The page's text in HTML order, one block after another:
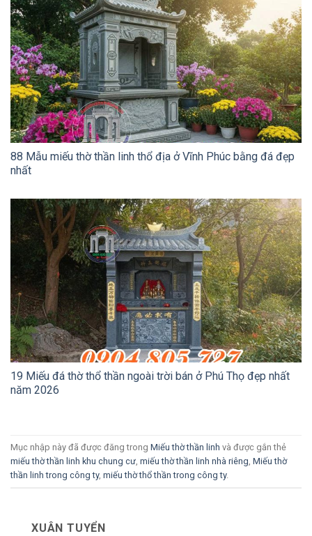
88 Mẫu miếu thờ thần linh thổ địa ở Vĩnh Phúc bằng đá đẹp
nhất
19 Miếu đá thờ thổ thần ngoài trời bán ở Phú Thọ đẹp nhất
năm 2026
Mục nhập này đã được đăng trong Miếu thờ thần linh và được gắn thẻ
miếu thờ thần linh khu chung cư miếu thờ thần linh nhà riêng Miếu thờ
thần linh trong công ty, miếu thờ thổ thần trong công ty.
XUÂN TUYỂN